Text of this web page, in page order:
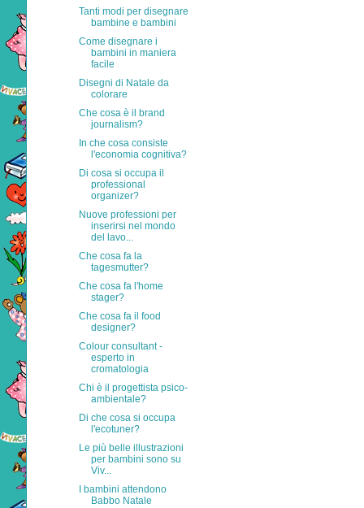
Tanti modi per disegnare
bambine e bambini
Come disegnare i
bambini in maniera
facile
Disegni di Natale da
colorare
Che cosa è il brand
journalism?
In che cosa consiste
l'economia cognitiva?
Di cosa si occupa il
professional
organizer?
Nuove professioni per
inserirsi nel mondo
del lavo...
Che cosa fa la
tagesmutter?
Che cosa fa l'home
stager?
Che cosa fa il food
designer?
Colour consultant -
esperto in
cromatologia
Chi è il progettista psico-
ambientale?
Di che cosa si occupa
l'ecotuner?
Le più belle illustrazioni
per bambini sono su
Viv...
I bambini attendono
Babbo Natale